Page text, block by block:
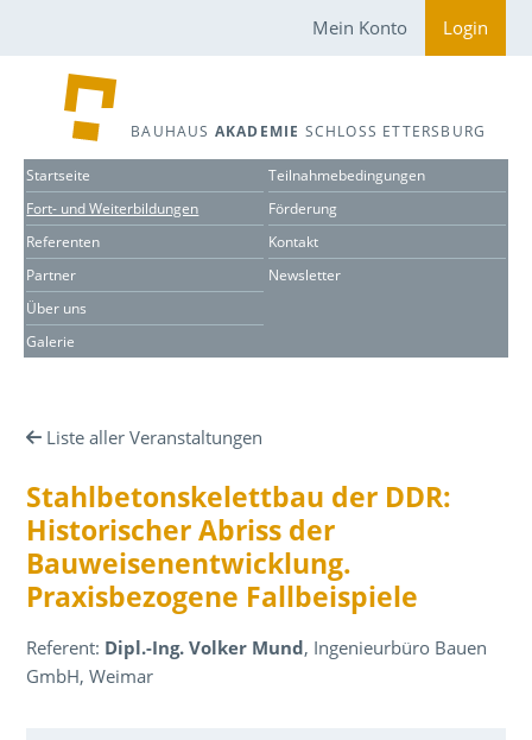
Mein Konto Login
BAUHAUS AKADEMIE SCHLOSS ETTERSBURG
Startseite
Fort- und Weiterbildungen
Referenten
Partner
Über uns
Galerie
Teilnahmebedingungen
Förderung
Kontakt
Newsletter
Liste aller Veranstaltungen
Stahlbetonskelettbau der DDR:
Historischer Abriss der
Bauweisenentwicklung.
Praxisbezogene Fallbeispiele
Referent: Dipl.-Ing. Volker Mund, Ingenieurbüro Bauen
GmbH, Weimar